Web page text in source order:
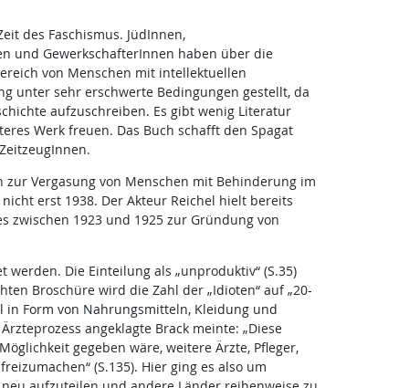
des Faschismus. JüdInnen,
und GewerkschafterInnen haben über die
von Menschen mit intellektuellen
unter sehr erschwerte Bedingungen gestellt, da
aufzuschreiben. Es gibt wenig Literatur
Werk freuen. Das Buch schafft den Spagat
Vergasung von Menschen mit Behinderung im
erst 1938. Der Akteur Reichel hielt bereits
zwischen 1923 und 1925 zur Gründung von
Die Einteilung als „unproduktiv“ (S.35)
Broschüre wird die Zahl der „Idioten“ auf „20-
in Form von Nahrungsmitteln, Kleidung und
angeklagte Brack meinte: „Diese
gegeben wäre, weitere Ärzte, Pfleger,
(S.135). Hier ging es also um